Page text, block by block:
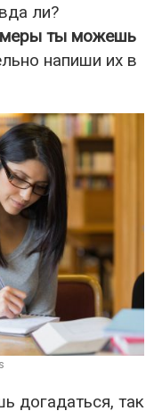
ли?
ты можешь
напиши их в
догадаться, так